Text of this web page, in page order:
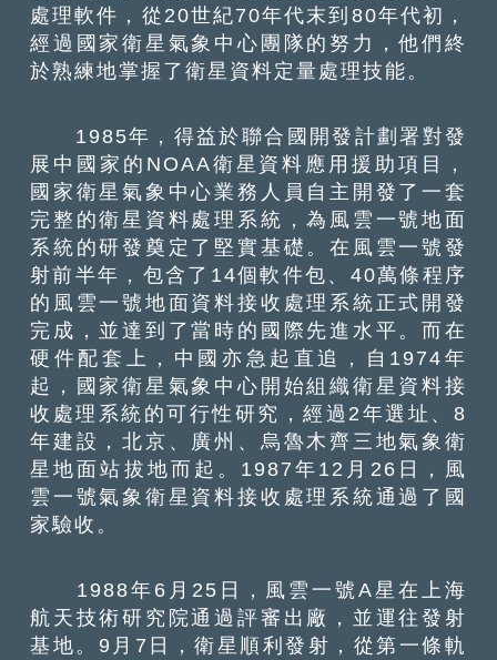
處理軟件，從20世紀70年代末到80年代初，
經過國家衛星氣象中心團隊的努力，他們終
於熟練地掌握了衛星資料定量處理技能。
1985年，得益於聯合國開發計劃署對發
展中國家的NOAA衛星資料應用援助項目，
國家衛星氣象中心業務人員自主開發了一套
完整的衛星資料處理系統，為風雲一號地面
系統的研發奠定了堅實基礎。在風雲一號發
射前半年，包含了14個軟件包、40萬條程序
的風雲一號地面資料接收處理系統正式開發
完成，並達到了當時的國際先進水平。而在
硬件配套上，中國亦急起直追，自1974年
起，國家衛星氣象中心開始組織衛星資料接
收處理系統的可行性研究，經過2年選址、8
年建設，北京、廣州、烏魯木齊三地氣象衛
星地面站拔地而起。1987年12月26日，風
雲一號氣象衛星資料接收處理系統通過了國
家驗收。
1988年6月25日，風雲一號A星在上海
航天技術研究院通過評審出廠，並運往發射
基地。9月7日，衛星順利發射，從第一條軌